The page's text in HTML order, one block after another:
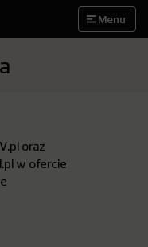
Menu
oraz
w ofercie